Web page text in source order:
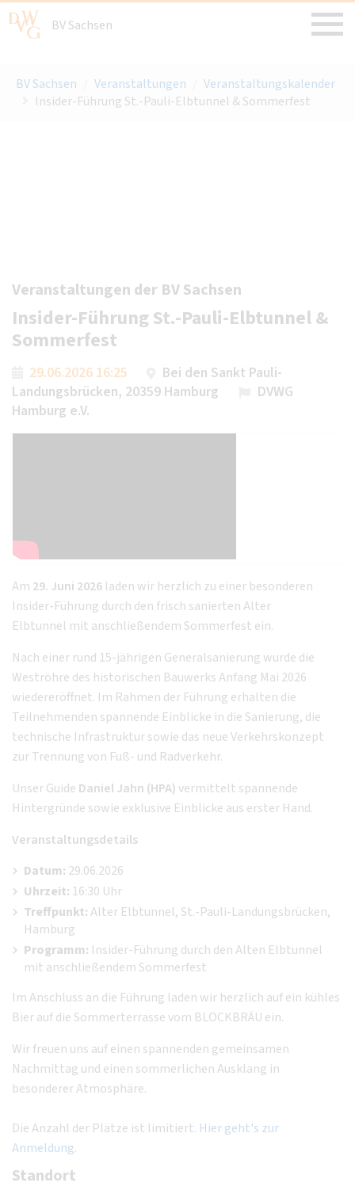
BV Sachsen
BV Sachsen Veranstaltungen
Veranstaltungskalender
Insider-Führung St.-Pauli-Elbtunnel & Sommerfest
Veranstaltungen der BV Sachsen
Insider-Führung St.-Pauli-Elbtunnel &
Sommerfest
29.06.2026 16:25
Bei den Sankt Pauli-
Landungsbrücken, 20359 Hamburg
DVWG
Hamburg e.V.
Am 29. Juni 2026 laden wir herzlich zu einer besonderen
Insider-Führung durch den frisch sanierten Alter
Elbtunnel mit anschließendem Sommerfest ein.
Nach einer rund 15-jährigen Generalsanierung wurde die
Weströhre des historischen Bauwerks Anfang Mai 2026
wiedereröffnet. Im Rahmen der Führung erhalten die
Teilnehmenden spannende Einblicke in die Sanierung, die
technische Infrastruktur sowie das neue Verkehrskonzept
zur Trennung von Fuß- und Radverkehr.
Unser Guide Daniel Jahn (HPA)vermittelt spannende
Hintergründe sowie exklusive Einblicke aus erster Hand.
Veranstaltungsdetails
Datum: 29.06.2026
Uhrzeit: 16:30 Uhr
Treffpunkt:Alter Elbtunnel, St.-Pauli-Landungsbrücken,
Hamburg
Programm: Insider-Führung durch den Alten Elbtunnel
mit anschließendem Sommerfest
Im Anschluss an die Führung laden wir herzlich auf ein kühles
Bier auf die Sommerterrasse vom BLOCKBRÄU ein.
Wir freuen uns auf einen spannenden gemeinsamen
Nachmittag und einen sommerlichen Ausklang in
besonderer Atmosphäre.
Die Anzahl der Plätze ist limitiert. Hier geht's zur
Anmeldung.
Standort